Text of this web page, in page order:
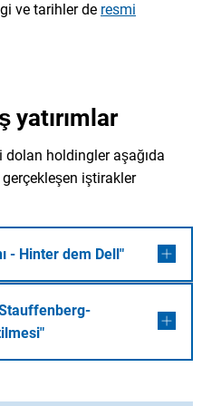
ve tarihler de resmi
yatırımlar
holdingler aşağıda
iştirakler
- Hinter dem Dell"